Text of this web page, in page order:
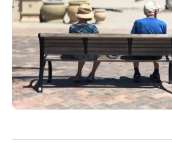
Spřátelené účetní
Katalog doplňků
Jak se vyznat ve fakturaci
Blog
mini akademie
Fakturační poradna